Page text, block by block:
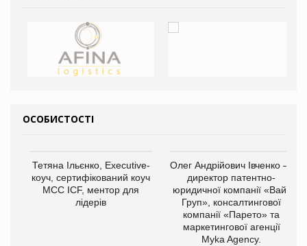
ОСОБИСТОСТІ
Тетяна Ільєнко, Executive-
коуч, сертифікований коуч
МСС ICF, ментор для
лідерів
Олег Андрійович Івченко —
директор патентно-
юридичної компанії «Вайз
Груп», консалтингової
компанії «Парето» та
маркетингової агенції
Myka Agency.